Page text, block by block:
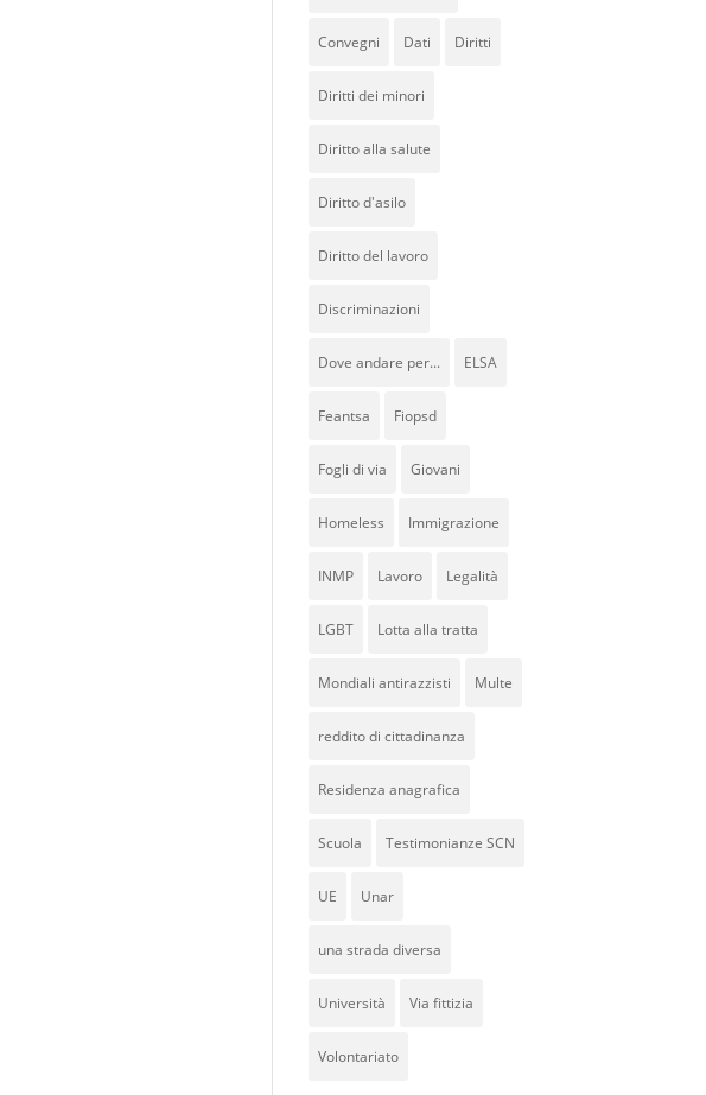
Convegni Dati Diritti
Diritti dei minori
Diritto alla salute
Diritto d'asilo
Diritto del lavoro
Discriminazioni
Dove andare per... ELSA
Feantsa Fiopsd
Fogli di via Giovani
Homeless Immigrazione
INMP Lavoro Legalità
LGBT Lotta alla tratta
Mondiali antirazzisti Multe
reddito di cittadinanza
Residenza anagrafica
Scuola Testimonianze SCN
UE Unar
una strada diversa
Università Via fittizia
Volontariato